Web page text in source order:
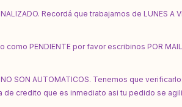
Recordá que trabajamos de LUNES A
como PENDIENTE por favor escribinos POR
SON AUTOMATICOS. Tenemos que
de credito que es inmediato asi tu pedido se